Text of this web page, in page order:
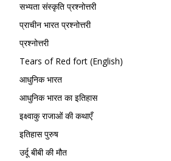
सभ्यता संस्कृति प्रश्नोत्तरी
प्राचीन भारत प्रश्नोत्तरी
प्रश्नोत्तरी
Tears of Red fort (English)
आधुनिक भारत
आधुनिक भारत का इतिहास
इक्ष्वाकु राजाओं की कथाएँ
इतिहास पुरुष
उर्दू बीबी की मौत